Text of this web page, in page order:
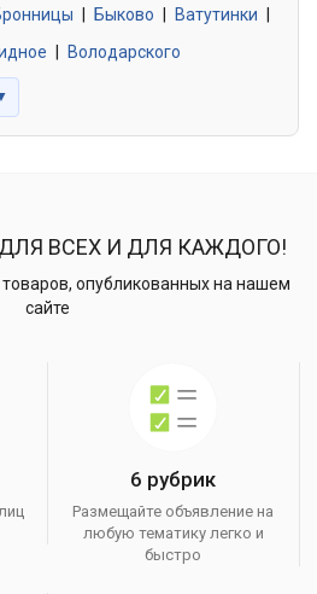
Быково Ватутинки
Володарского
ВСЕХ И ДЛЯ КАЖДОГО!
опубликованных на нашем
сайте
6 рубрик
Размещайте объявление на
любую тематику легко и
быстро